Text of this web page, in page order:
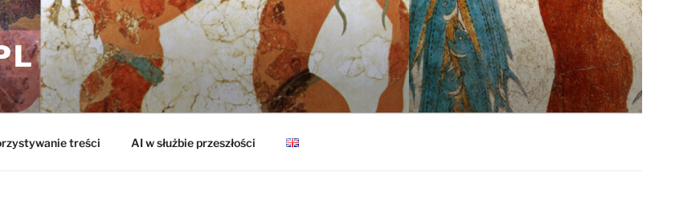
treści AI w służbie przeszłości